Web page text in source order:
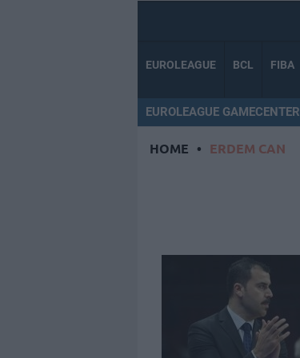
EUROLEAGUE BCL FIBA
EUROLEAGUE GAMECENTER
HOME • ERDEM CAN